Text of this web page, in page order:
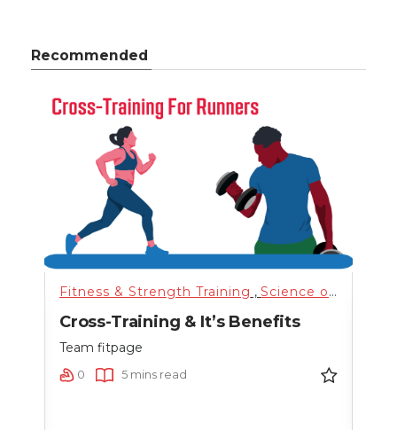
Recommended
Science of Health, Training , Uncategorized
Fitness & Strength Training , Science of Health
Cross-Training & It’s Benefits
Team fitpage
0 5 mins read